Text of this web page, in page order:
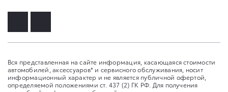
Вся представленная на сайте информация, касающаяся стоимости
автомобилей, аксессуаров* и сервисного обслуживания, носит
информационный характер и не является публичной офертой,
определяемой положениями ст. 437 (2) ГК РФ. Для получения